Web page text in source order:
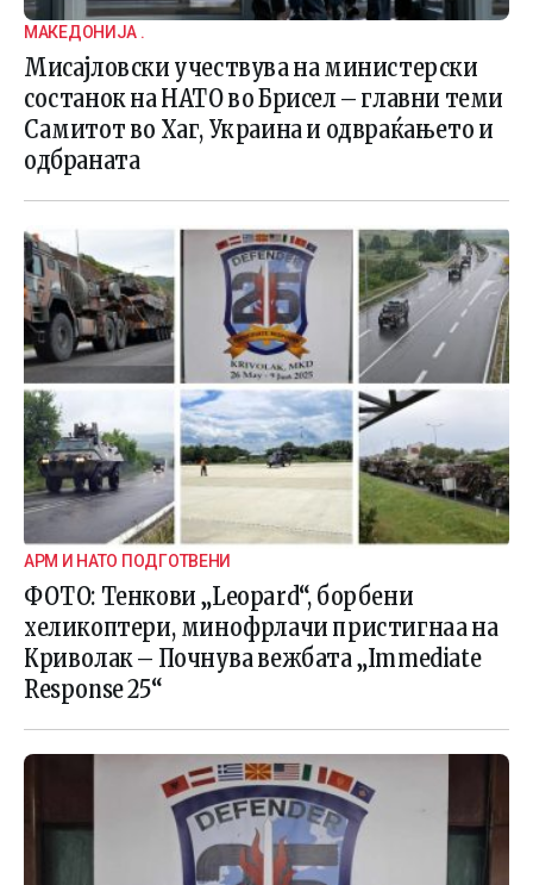
МАКЕДОНИЈА .
Мисајловски учествува на министерски
состанок на НАТО во Брисел – главни теми
Самитот во Хаг, Украина и одвраќањето и
одбраната
АРМ И НАТО ПОДГОТВЕНИ
ФОТО: Тенкови „Leopard“, борбени
хеликоптери, минофрлачи пристигнаа на
Криволак – Почнува вежбата „Immediate
Response 25“